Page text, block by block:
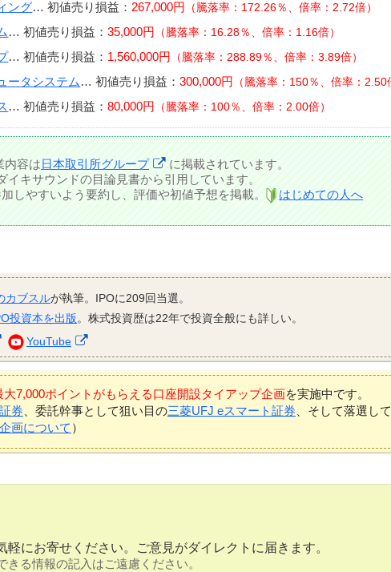
ング…初値売り損益： 267,000円 騰落率：172.26％、倍率：2.72倍
…初値売り損益：35,000円 騰落率：16.28％、倍率：1.16倍
…初値売り損益： 1,560,000円 騰落率：288.89％、倍率：3.89倍
ータシステム …初値売り損益：300,000円 騰落率：150％、倍率：2.50
…初値売り損益：80,000円 騰落率：100％、倍率：2.00倍
内容は日本取引所グループ
に掲載されています。
キサウンドの目論見書から引用しています。
しやすいよう要約し、評価や初値予想を掲載。
はじめての人へ
カブスルが執筆。IPOに209回当選。
投資本を出版。株式投資歴は22年で投資全般にも詳しい。
YouTube
大7,000ポイントがもらえる口座開設タイアップ企画を実施中です。
券 、委託幹事として狙い目の三菱UFJ eスマート証券 、そして落選し
画について ）
にお寄せください。ご意見がダイレクトに届きます。
る情報の記入はご遠慮ください。